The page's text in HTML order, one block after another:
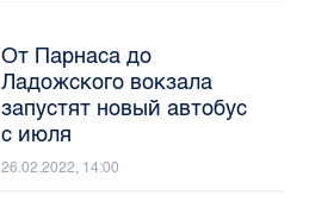
От Парнаса до
Ладожского вокзала
запустят новый автобус
с июля
26.02.2022, 14:00